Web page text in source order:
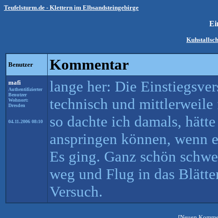
Teufelsturm.de - Klettern im Elbsandsteingebirge
Benutzer Kommentar
mafi
Authentifizierter
Benutzer
Wohnort:
Dresden
04.11.2006 08:10
lange her: Die
technisch und
so dachte ich damals,
anspringen können, wenn
Es ging. Ganz schön
weg und Flug in das
Versuch.